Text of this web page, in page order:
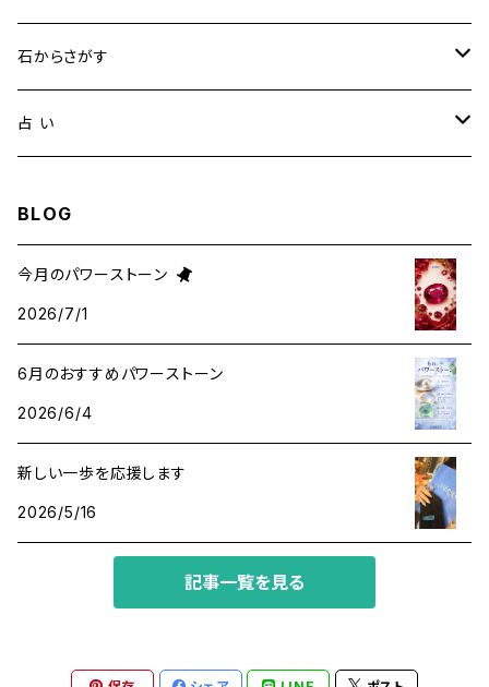
健康・恋愛・愛情
精神安定・安らぎ
成功・パワー
石からさがす
アイオライト
アベンチュリン
アラゴナイト
占 い
BLOG
今月のパワーストーン
2026/7/1
6月のおすすめパワーストーン
2026/6/4
新しい一歩を応援します
2026/5/16
記事一覧を見る